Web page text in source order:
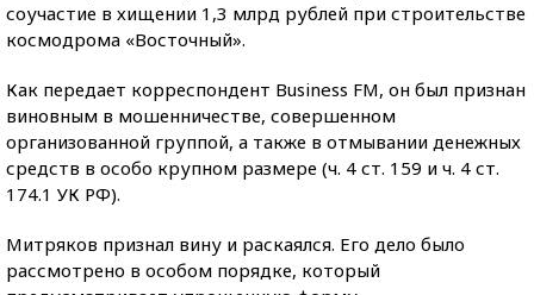
соучастие в хищении 1,3 млрд рублей при строительстве
космодрома «Восточный».
Как передает корреспондент Business FM, он был признан
виновным в мошенничестве, совершенном
организованной группой, а также в отмывании денежных
средств в особо крупном размере (ч. 4 ст. 159 и ч. 4 ст.
174.1 УК РФ).
Митряков признал вину и раскаялся. Его дело было
рассмотрено в особом порядке, который